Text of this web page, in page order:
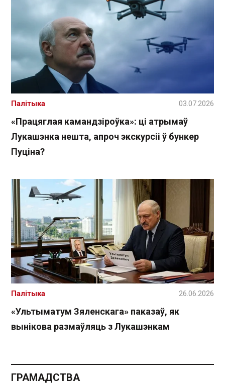
«Працяглая камандзіроўка»: ці атрымаў
Лукашэнка нешта, апроч экскурсіі ў бункер
Пуціна?
Палітыка 03.07.2026
«Ультыматум Зяленскага» паказаў, як
вынікова размаўляць з Лукашэнкам
Палітыка 26.06.2026
ГРАМАДСТВА